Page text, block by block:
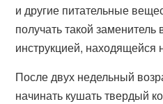
и другие питательные
получать такой заменитель
инструкцией, находящейся
После двух недельный
начинать кушать твердый